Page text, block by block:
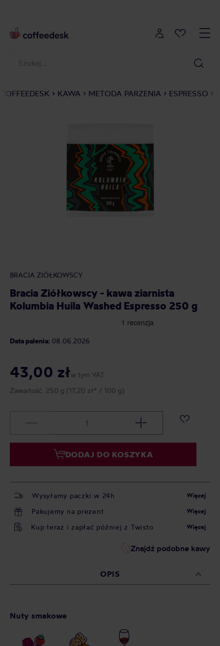
COFFEEDESK KAWA METODA PARZENIA ESPRESSO
BRACIA ZIÓŁKOWSCY
Bracia Ziółkowscy - kawa ziarnista
Kolumbia Huila Washed Espresso 250 g
Data palenia: 08.06.2026
43,00 złw tym VAT
Zawartość: 250 g (17,20 zł* / 100 g)
DODAJ DO KOSZYKA
Wysyłamy paczki w 24h Więcej
Pakujemy na prezent Więcej
Kup teraz i zapłać później z Twisto Więcej
Znajdź podobne kawy
OPIS
Nuty smakowe